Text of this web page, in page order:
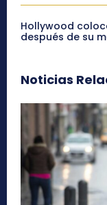
Hollywood
después de su
Noticias